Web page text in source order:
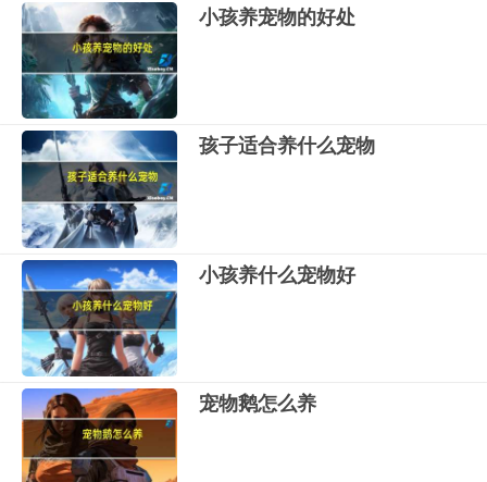
小孩养宠物的好处
孩子适合养什么宠物
小孩养什么宠物好
宠物鹅怎么养